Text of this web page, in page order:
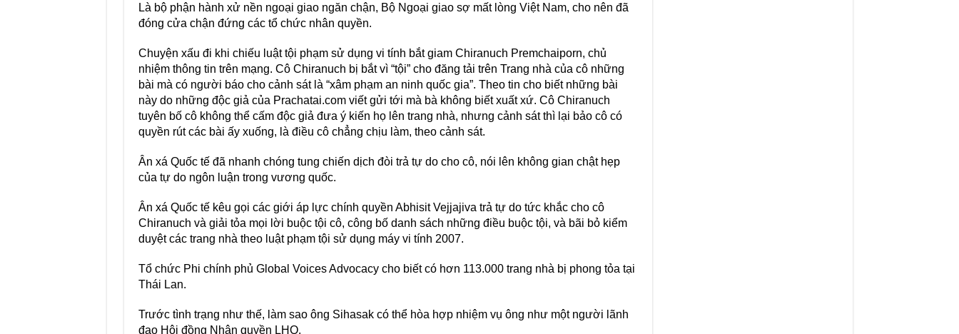
Là bộ phận hành xử nền ngoại giao ngăn chận, Bộ Ngoại giao sợ mất lòng Việt Nam, cho nên đã
đóng cửa chận đứng các tổ chức nhân quyền.
Chuyện xấu đi khi chiếu luật tội phạm sử dụng vi tính bắt giam Chiranuch Premchaiporn, chủ
nhiệm thông tin trên mạng. Cô Chiranuch bị bắt vì “tội” cho đăng tải trên Trang nhà của cô những
bài mà có người báo cho cảnh sát là “xâm phạm an ninh quốc gia”. Theo tin cho biết những bài
này do những độc giả của Prachatai.com viết gửi tới mà bà không biết xuất xứ. Cô Chiranuch
tuyên bố cô không thể cấm độc giả đưa ý kiến họ lên trang nhà, nhưng cảnh sát thì lại bảo cô có
quyền rút các bài ấy xuống, là điều cô chẳng chịu làm, theo cảnh sát.
Ân xá Quốc tế đã nhanh chóng tung chiến dịch đòi trả tự do cho cô, nói lên không gian chật hẹp
của tự do ngôn luận trong vương quốc.
Ân xá Quốc tế kêu gọi các giới áp lực chính quyền Abhisit Vejjajiva trả tự do tức khắc cho cô
Chiranuch và giải tỏa mọi lời buộc tội cô, công bố danh sách những điều buộc tội, và bãi bỏ kiểm
duyệt các trang nhà theo luật phạm tội sử dụng máy vi tính 2007.
Tổ chức Phi chính phủ Global Voices Advocacy cho biết có hơn 113.000 trang nhà bị phong tỏa tại
Thái Lan.
Trước tình trạng như thế, làm sao ông Sihasak có thể hòa hợp nhiệm vụ ông như một người lãnh
đạo Hội đồng Nhân quyền LHQ.